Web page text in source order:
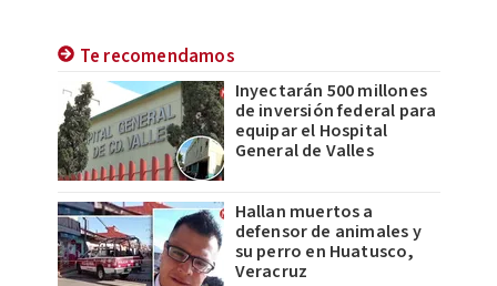
Te recomendamos
Inyectarán 500 millones
de inversión federal para
equipar el Hospital
General de Valles
Hallan muertos a
defensor de animales y
su perro en Huatusco,
Veracruz